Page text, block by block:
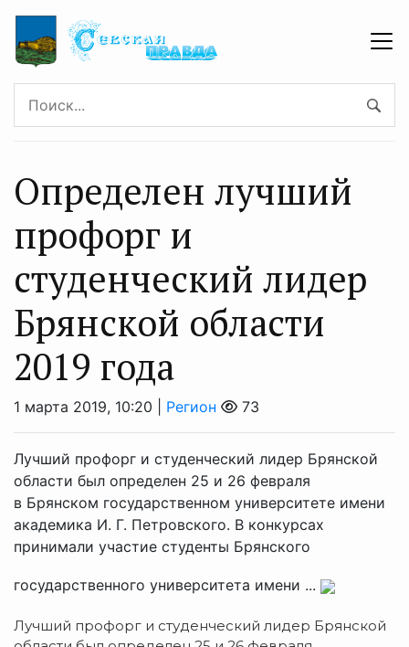
Определен лучший
профорг и
студенческий лидер
Брянской области
2019 года
1 марта 2019, 10:20 | Регион 73
Лучший профорг и студенческий лидер Брянской
области был определен 25 и 26 февраля
в Брянском государственном университете имени
академика И. Г. Петровского. В конкурсах
принимали участие студенты Брянского
государственного университета имени ...
Лучший профорг и студенческий лидер Брянской